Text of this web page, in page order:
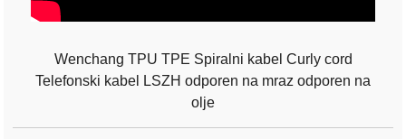
Wenchang TPU TPE Spiralni kabel Curly cord
Telefonski kabel LSZH odporen na mraz odporen na
olje